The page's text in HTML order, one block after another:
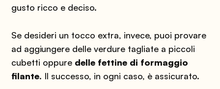
gusto ricco e deciso.
Se desideri un tocco extra, invece, puoi provare
ad aggiungere delle verdure tagliate a piccoli
cubetti oppure delle fettine di formaggio
filante. Il successo, in ogni caso, è assicurato.